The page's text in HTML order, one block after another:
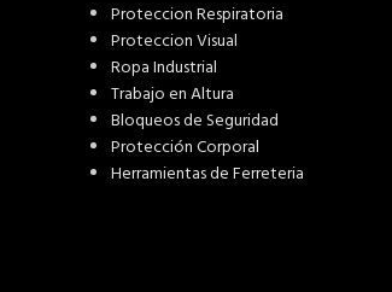
Proteccion Respiratoria
Proteccion Visual
Ropa Industrial
Trabajo en Altura
Bloqueos de Seguridad
Protección Corporal
Herramientas de Ferreteria